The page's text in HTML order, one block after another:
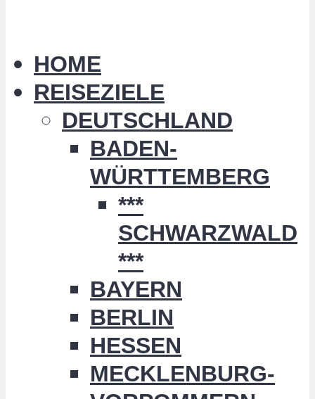
HOME
REISEZIELE
DEUTSCHLAND
BADEN-
WÜRTTEMBERG
***
SCHWARZWALD
***
BAYERN
BERLIN
HESSEN
MECKLENBURG-